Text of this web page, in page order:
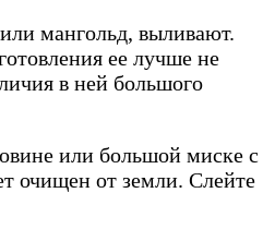
мангольд, выливают.
ее лучше не
в ней большого
или большой миске с
очищен от земли. Слейте